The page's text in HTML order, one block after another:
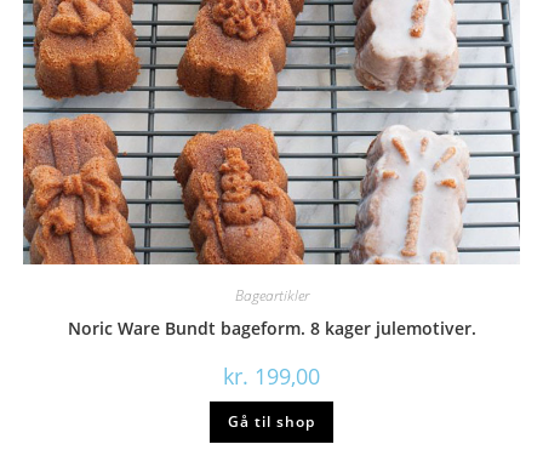
Bageartikler
Noric Ware Bundt bageform. 8 kager julemotiver.
kr. 199,00
Gå til shop